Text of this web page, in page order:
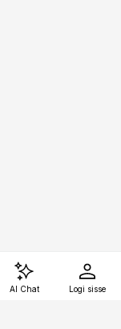
AI Chat Logi sisse